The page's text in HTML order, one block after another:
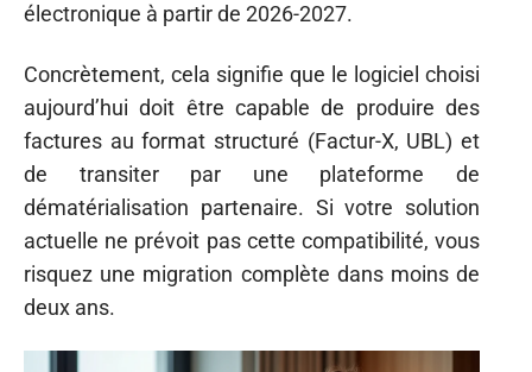
électronique à partir de 2026-2027.
Concrètement, cela signifie que le logiciel choisi
aujourd’hui doit être capable de produire des
factures au format structuré (Factur-X, UBL) et
de transiter par une plateforme de
dématérialisation partenaire. Si votre solution
actuelle ne prévoit pas cette compatibilité, vous
risquez une migration complète dans moins de
deux ans.